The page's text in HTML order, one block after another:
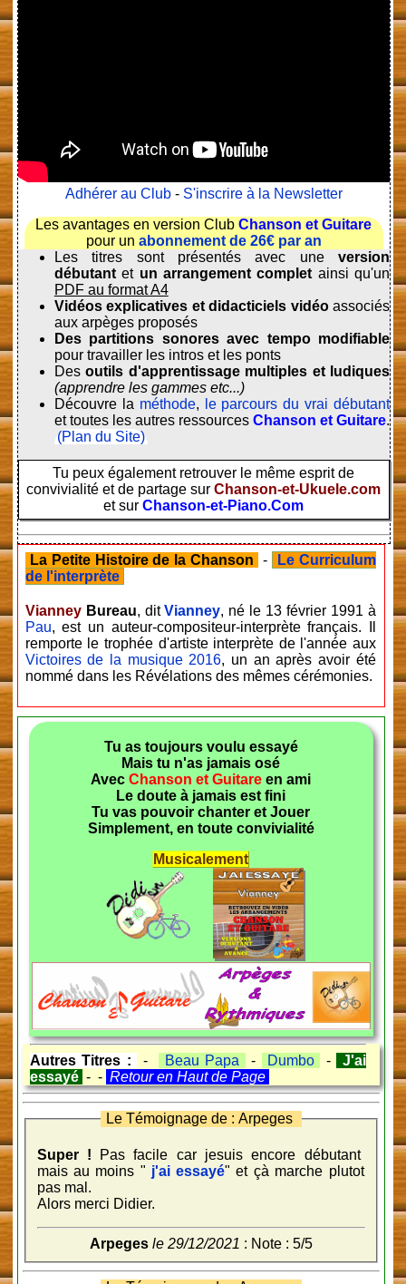
Adhérer au Club - S'inscrire à la Newsletter
Les avantages en version ClubChanson et Guitare
pour un abonnement de 26€ par an
Les titres sont présentés avec uneversion
débutantet un arrangement complet ainsi qu'un
PDF au format A4
Vidéos explicatives et didacticiels vidéoassociés
aux arpèges proposés
Des partitions sonores avec tempo modifiable
pour travailler les intros et les ponts
Desoutils d'apprentissage multiples et ludiques
(apprendre les gammes etc...)
Découvre la méthode,
le parcours du vrai débutant
et toutes les autres ressourcesChanson et Guitare.
(Plan du Site)
Tu peux également retrouver le même esprit de
convivialité et de partage surChanson-et-Ukuele.com
et surChanson-et-Piano.Com
La Petite Histoire de la Chanson -
Le Curriculum
de l'interprète
Vianney Bureau, ditVianney, né le 13 février 1991 à
Pau, est un auteur-compositeur-interprète français. Il
remporte le trophée d'artiste interprète de l'année aux
Victoires de la musique 2016, un an après avoir été
nommé dans les Révélations des mêmes cérémonies.
Tu as toujours voulu essayé
Mais tu n'as jamais osé
AvecChanson et Guitare en ami
Le doute à jamais est fini
Tu vas pouvoir chanter et Jouer
Simplement, en toute convivialité
Musicalement
Autres Titres : - Beau Papa - Dumbo -
J'ai
essayé - - Retour en Haut de Page
Le Témoignage de : Arpeges
Super ! Pas facile car jesuis encore débutant
mais au moins " j'ai essayé" et çà marche plutot
pas mal.
Alors merci Didier.
Arpeges le 29/12/2021 : Note : 5/5